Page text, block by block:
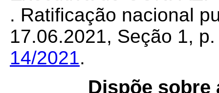
. Ratificação nacional
17.06.2021, Seção 1,
14/2021.
Dispõe sobre